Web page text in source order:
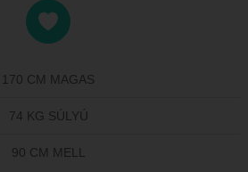
170 CM MAGAS
74 KG SÚLYÚ
90 CM MELL